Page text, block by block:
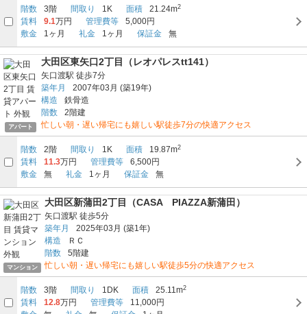
階数 3階 間取り 1K 面積 21.24m2
賃料 9.1万円 管理費等
5,000円
敷金
1ヶ月 礼金 1ヶ月 保証金 無
アパート
大田区東矢口2丁目（レオパレスtt141）
矢口渡駅 徒歩7分
築年月
2007年03月 (築19年)
構造
鉄骨造
階数
2階建
忙しい朝・遅い帰宅にも嬉しい駅徒歩7分の快適アクセス
階数 2階 間取り 1K 面積 19.87m2
賃料 11.3万円 管理費等
6,500円
敷金
無 礼金 1ヶ月 保証金 無
マンション
大田区新蒲田2丁目（CASA PIAZZA新蒲田）
矢口渡駅 徒歩5分
築年月
2025年03月 (築1年)
構造
ＲＣ
階数
5階建
忙しい朝・遅い帰宅にも嬉しい駅徒歩5分の快適アクセス
階数 3階 間取り 1DK 面積 25.11m2
賃料 12.8万円 管理費等
11,000円